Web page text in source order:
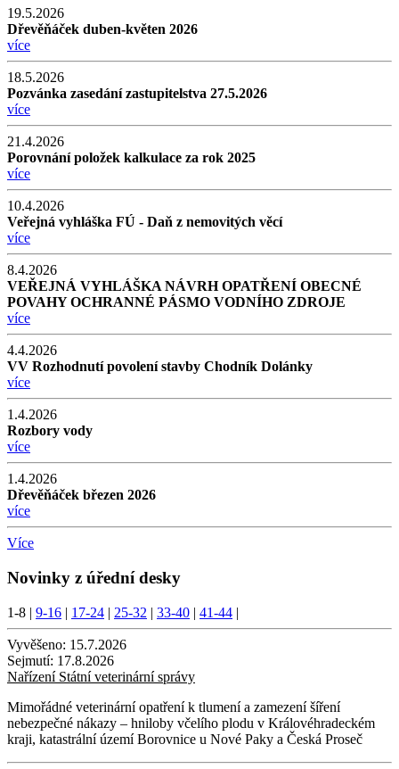
19.5.2026
Dřevěňáček duben-květen 2026
více
18.5.2026
Pozvánka zasedání zastupitelstva 27.5.2026
více
21.4.2026
Porovnání položek kalkulace za rok 2025
více
10.4.2026
Veřejná vyhláška FÚ - Daň z nemovitých věcí
více
8.4.2026
VEŘEJNÁ VYHLÁŠKA NÁVRH OPATŘENÍ OBECNÉ
POVAHY OCHRANNÉ PÁSMO VODNÍHO ZDROJE
více
4.4.2026
VV Rozhodnutí povolení stavby Chodník Dolánky
více
1.4.2026
Rozbory vody
více
1.4.2026
Dřevěňáček březen 2026
více
Více
Novinky z úřední desky
1-8 | 9-16 | 17-24 | 25-32 | 33-40 | 41-44 |
Vyvěšeno: 15.7.2026
Sejmutí: 17.8.2026
Nařízení Státní veterinární správy
Mimořádné veterinární opatření k tlumení a zamezení šíření
nebezpečné nákazy – hniloby včelího plodu v Královéhradeckém
kraji, katastrální území Borovnice u Nové Paky a Česká Proseč